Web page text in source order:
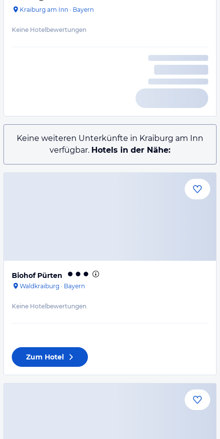
Kraiburg am Inn · Bayern
Keine Hotelbewertungen
Keine weiteren Unterkünfte in Kraiburg am Inn
verfügbar. Hotels in der Nähe:
Biohof Pürten
Waldkraiburg · Bayern
Keine Hotelbewertungen
Zum Hotel